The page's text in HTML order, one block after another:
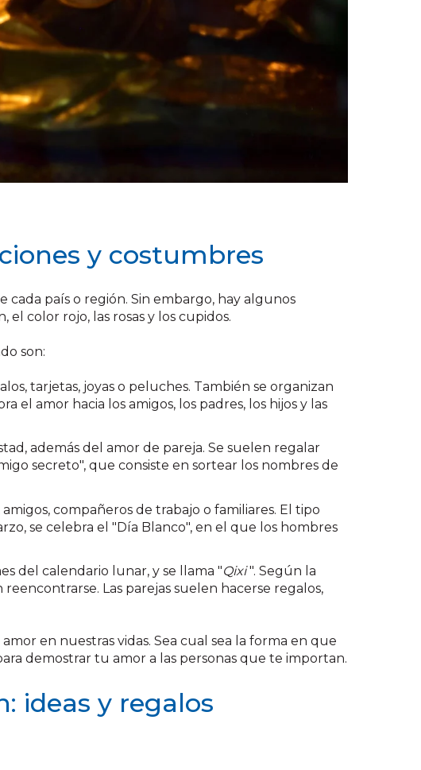
y costumbres
país o región. Sin embargo, hay algunos
color rojo, las rosas y los cupidos.
son:
tarjetas, joyas o peluches. También se organizan
el amor hacia los amigos, los padres, los hijos y las
además del amor de pareja. Se suelen regalar
secreto", que consiste en sortear los nombres de
compañeros de trabajo o familiares. El tipo
se celebra el "Día Blanco", en el que los hombres
del calendario lunar, y se llama "Qixi". Según la
Las parejas suelen hacerse regalos,
en nuestras vidas. Sea cual sea la forma en que
demostrar tu amor a las personas que te importan.
ideas y regalos